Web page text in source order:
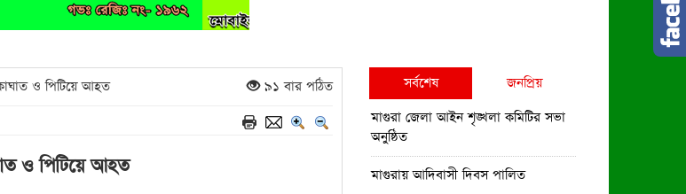
ও পিটিয়ে আহত ৯১ বার পঠিত
ও পিটিয়ে আহত
সর্বশেষ
জনপ্রিয়
মাগুরা জেলা আইন শৃঙ্খলা কমিটির সভা
অনুষ্ঠিত
মাগুরায় আদিবাসী দিবস পালিত